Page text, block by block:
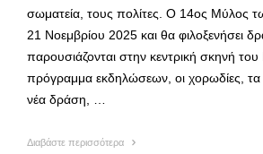
σωματεία, τους πολίτες. Ο 14ος Μύλος
21 Νοεμβρίου 2025 και θα φιλοξενήσει
παρουσιάζονται στην κεντρική σκηνή
πρόγραμμα εκδηλώσεων, οι χορωδίες, τα
νέα δράση, …
Διαβάστε περισσότερα